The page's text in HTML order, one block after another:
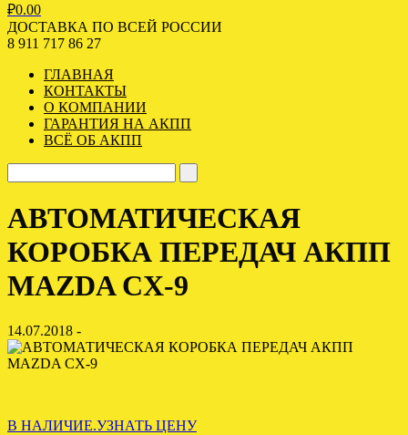
₽0.00
ДОСТАВКА ПО ВСЕЙ РОССИИ
8 911 717 86 27
ГЛАВНАЯ
КОНТАКТЫ
О КОМПАНИИ
ГАРАНТИЯ НА АКПП
ВСЁ ОБ АКПП
АВТОМАТИЧЕСКАЯ
КОРОБКА ПЕРЕДАЧ АКПП
MAZDA CX-9
14.07.2018 -
В НАЛИЧИЕ.УЗНАТЬ ЦЕНУ